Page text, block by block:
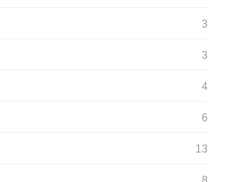
3
3
4
6
13